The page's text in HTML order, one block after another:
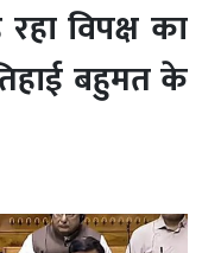
विपक्ष का
बहुमत के